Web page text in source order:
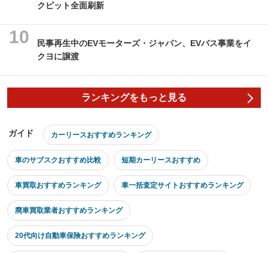
クピット全面刷新
民事再生中のEVモーターズ・ジャパン、EVバス事業をイ
クヨに譲渡
ランキングをもっと見る
ガイド カーリースおすすめランキング
車のサブスクおすすめ比較 短期カーリースおすすめ
車買取おすすめランキング 車一括査定サイトおすすめランキング
廃車買取業者おすすめランキング
20代向け自動車保険おすすめランキング